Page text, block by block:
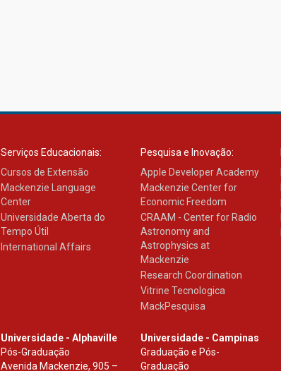
Serviços Educacionais:
Cursos de Extensão
Mackenzie Language
Center
Universidade Aberta do
Tempo Útil
International Affairs
Pesquisa e Inovação:
Apple Developer Academy
Mackenzie Center for
Economic Freedom
CRAAM - Center for Radio
Astronomy and
Astrophysics at
Mackenzie
Research Coordination
Vitrine Tecnologica
MackPesquisa
Universidade - Alphaville
Pós-Graduação
Avenida Mackenzie, 905 –
Universidade - Campinas
Graduação e Pós-
Graduação